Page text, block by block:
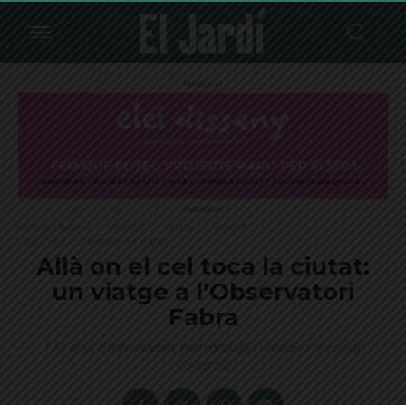
Publicitat
Publicitat
Allà on el cel toca la ciutat:
un viatge a l’Observatori
Fabra
123 anys d’astronomia, meteorologia i història al cor de
Collserola